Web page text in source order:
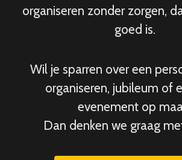
organiseren zonder zorgen,
goed is.
Wil je sparren over een
organiseren, jubileum of
evenement op
Dan denken we graag